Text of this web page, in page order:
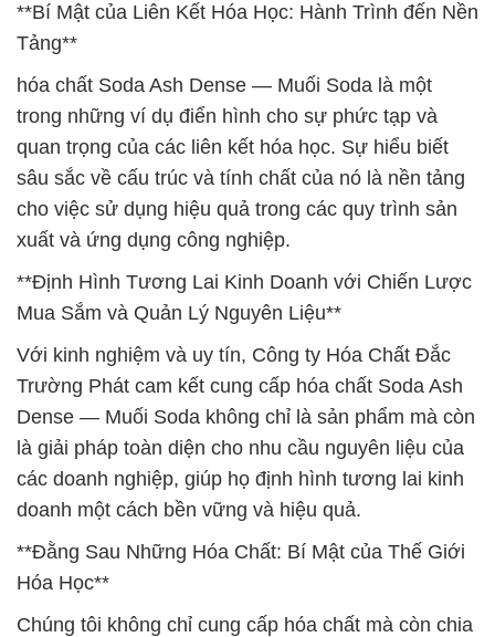
**Bí Mật của Liên Kết Hóa Học: Hành Trình đến Nền
Tảng**
hóa chất Soda Ash Dense — Muối Soda là một
trong những ví dụ điển hình cho sự phức tạp và
quan trọng của các liên kết hóa học. Sự hiểu biết
sâu sắc về cấu trúc và tính chất của nó là nền tảng
cho việc sử dụng hiệu quả trong các quy trình sản
xuất và ứng dụng công nghiệp.
**Định Hình Tương Lai Kinh Doanh với Chiến Lược
Mua Sắm và Quản Lý Nguyên Liệu**
Với kinh nghiệm và uy tín, Công ty Hóa Chất Đắc
Trường Phát cam kết cung cấp hóa chất Soda Ash
Dense — Muối Soda không chỉ là sản phẩm mà còn
là giải pháp toàn diện cho nhu cầu nguyên liệu của
các doanh nghiệp, giúp họ định hình tương lai kinh
doanh một cách bền vững và hiệu quả.
**Đằng Sau Những Hóa Chất: Bí Mật của Thế Giới
Hóa Học**
Chúng tôi không chỉ cung cấp hóa chất mà còn chia